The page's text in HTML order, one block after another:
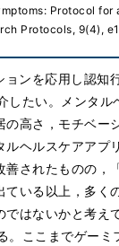
Protocol for
Protocols, 9(4),
ョンを応用し認知
したい。メンタル
の高さ，モチベー
ルヘルスケアアプ
善されたものの，
ている以上，多く
はないかと考え
。ここまでゲーミ